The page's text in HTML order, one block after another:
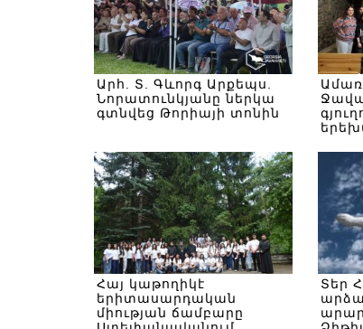
Արհ. Տ. Գևորգ Արքեպս.
Նորատունկյանը ներկա
գտնվեց Թորիայի տոնին
Հայ կաթողիկէ
երիտասարդական
միության ճամբարը
Տեր